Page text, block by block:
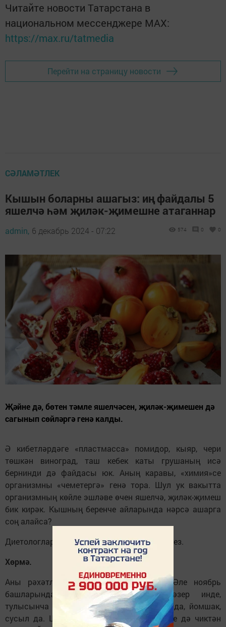
Читайте новости Татарстана в
национальном мессенджере MАХ:
https://max.ru/tatmedia
Перейти на страницу новости
СӘЛАМӘТЛЕК
Кышын боларны ашагыз: иң файдалы 5
яшелчә һәм җиләк-җимешне атаганнар
admin, 6 декабрь 2024 - 07:22 574 0 0
Җәйне дә, бөтен тәмле яшелчәсен, җиләк-җимешен дә
сагынып сөйләргә генә калды.
Ә кибетләрдәге «пластмасса» помидор, кыяр, чери
төшкән виноград, таш кебек каты грушаның исә
бернинди дә файдасы юк. Аның каравы, «химия»се
организмны «чеметергә» генә тора. Шул ук вакытта
организмның көйле эшләве өчен яшелчә, җиләк-җимеш
бик кирәк. Кышның беренче айларында нәрсә ашарга
соң алайса?
Диетологларның киңәшләрен тәкъдим итәбез.
Хөрмә.
Аны рәхәтләнеп ашау вакыты җитте. Әле ноябрь
башларында авызны бөрештерсә, хәзер инде,
тулысынча өлгереп җиткәнлектән, татлы да, йомшак,
сусыл да. Шуңа күрә файдалы матдәләре дә чиктән